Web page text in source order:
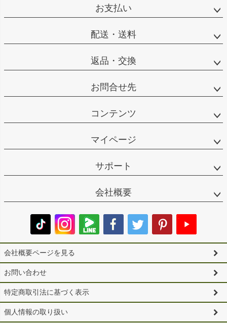
お支払い
配送・送料
返品・交換
お問合せ先
コンテンツ
マイページ
サポート
会社概要
会社概要ページを見る
お問い合わせ
特定商取引法に基づく表示
個人情報の取り扱い